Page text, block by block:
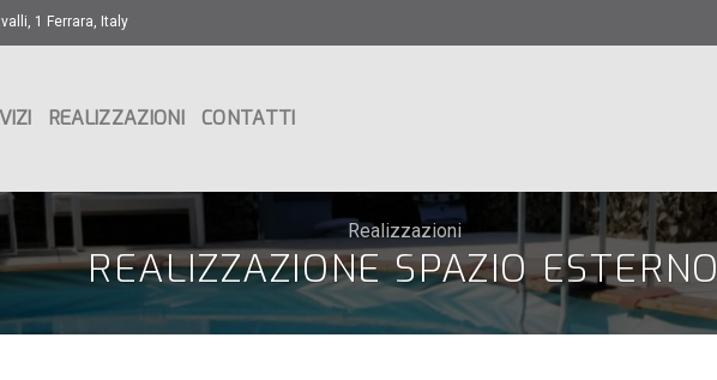
1 Ferrara, Italy
REALIZZAZIONI CONTATTI
Realizzazioni
REALIZZAZIONE SPAZIO ESTERNO